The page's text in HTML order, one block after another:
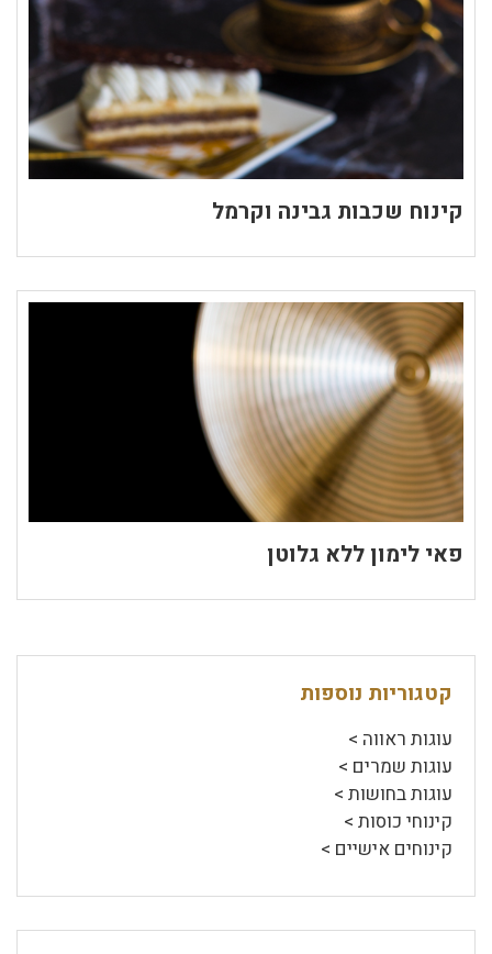
קינוח שכבות גבינה וקרמל
פאי לימון ללא גלוטן
קטגוריות נוספות
עוגות ראווה >
עוגות שמרים >
עוגות בחושות >
קינוחי כוסות >
קינוחים אישיים >